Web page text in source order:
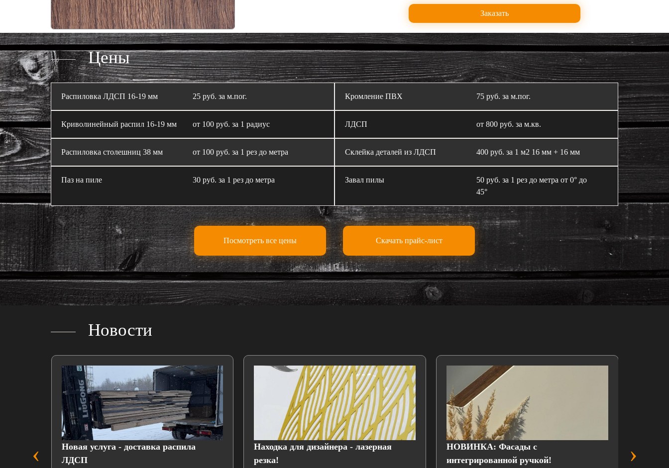
Заказать
Цены
Распиловка ЛДСП 16‑19 мм 25 руб. за м.пог. Кромление ПВХ 75 руб. за м.пог.
Криволинейный распил 16‑19 мм от 100 руб. за 1 радиус ЛДСП от 800 руб. за м.кв.
Распиловка столешниц 38 мм от 100 руб. за 1 рез до метра Склейка деталей из ЛДСП 400 руб. за 1 м2 16 мм + 16 мм
Паз на пиле 30 руб. за 1 рез до метра Завал пилы
50 руб. за 1 рез до метра от 0° до
45°
Посмотреть все цены Скачать прайс-лист
Новости
Новая услуга - доставка распила
ЛДСП
Находка для дизайнера - лазерная
резка!
НОВИНКА: Фасады с
интегрированной ручкой!
‹ ›